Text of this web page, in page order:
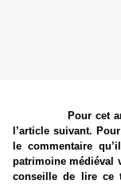
Pour cet article
l’article suivant.
le commentaire
patrimoine médiéval
conseille de lire ce